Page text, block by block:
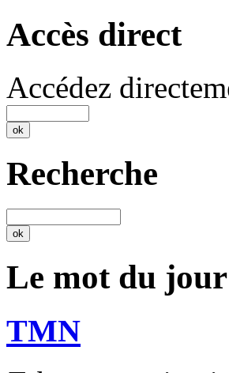
Accès direct
Accédez
Recherche
Le mot du jour
TMN